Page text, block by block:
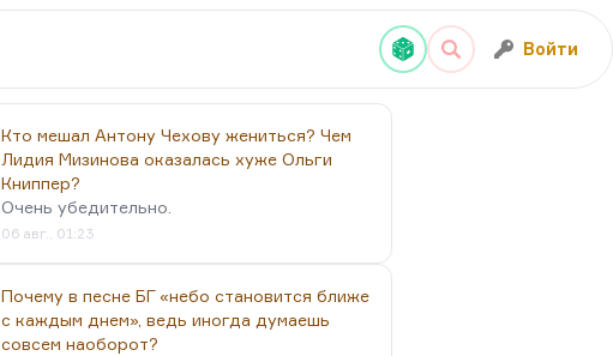
Войти
Кто мешал Антону Чехову жениться? Чем
Лидия Мизинова оказалась хуже Ольги
Книппер?
Очень убедительно.
06 авг., 01:23
Почему в песне БГ «небо становится ближе
с каждым днем», ведь иногда думаешь
совсем наоборот?